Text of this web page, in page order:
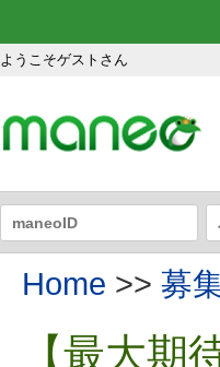
ようこそゲストさん
Home >> 募
【最大